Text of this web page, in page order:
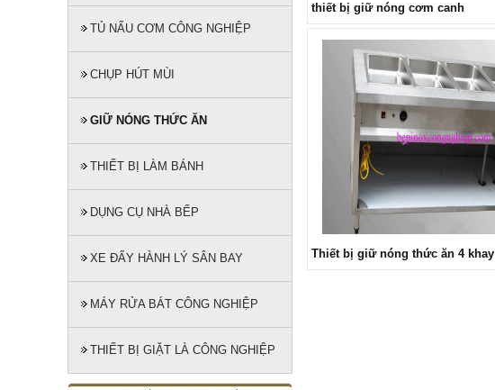
TỦ NẤU CƠM CÔNG NGHIỆP
CHỤP HÚT MÙI
GIỮ NÓNG THỨC ĂN
THIẾT BỊ LÀM BÁNH
DỤNG CỤ NHÀ BẾP
XE ĐẨY HÀNH LÝ SÂN BAY
MÁY RỬA BÁT CÔNG NGHIỆP
THIẾT BỊ GIẶT LÀ CÔNG NGHIỆP
thiết bị giữ nóng cơm canh
Thiết bị giữ nóng thức ăn 4 khay